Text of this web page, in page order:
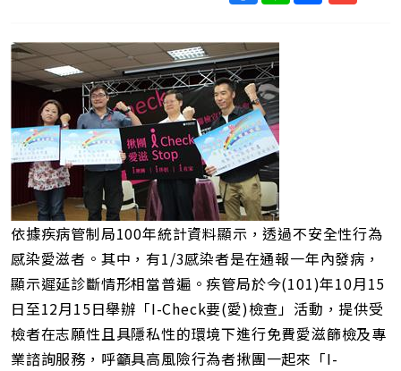
依據疾病管制局100年統計資料顯示，透過不安全性行為
感染愛滋者。其中，有1/3感染者是在通報一年內發病，
顯示遲延診斷情形相當普遍。疾管局於今(101)年10月15
日至12月15日舉辦「I-Check要(愛)檢查」活動，提供受
檢者在志願性且具隱私性的環境下進行免費愛滋篩檢及專
業諮詢服務，呼籲具高風險行為者揪團一起來「I-